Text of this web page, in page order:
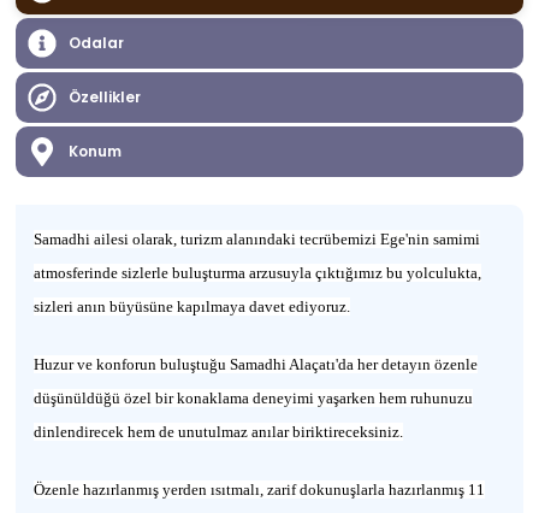
Odalar
Özellikler
Konum
Samadhi ailesi olarak, turizm alanındaki tecrübemizi Ege'nin samimi
atmosferinde sizlerle buluşturma arzusuyla çıktığımız bu yolculukta,
sizleri anın büyüsüne kapılmaya davet ediyoruz.
Huzur ve konforun buluştuğu Samadhi Alaçatı'da her detayın özenle
düşünüldüğü özel bir konaklama deneyimi yaşarken hem ruhunuzu
dinlendirecek hem de unutulmaz anılar biriktireceksiniz.
Özenle hazırlanmış yerden ısıtmalı, zarif dokunuşlarla hazırlanmış 11